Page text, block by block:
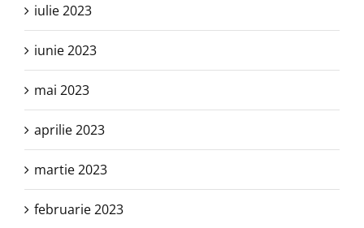
iulie 2023
iunie 2023
mai 2023
aprilie 2023
martie 2023
februarie 2023